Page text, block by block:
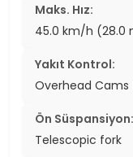
Maks. Hız:
45.0 km/h (28.0
Yakıt Kontrol:
Overhead Cams
Ön Süspansiyon:
Telescopic fork